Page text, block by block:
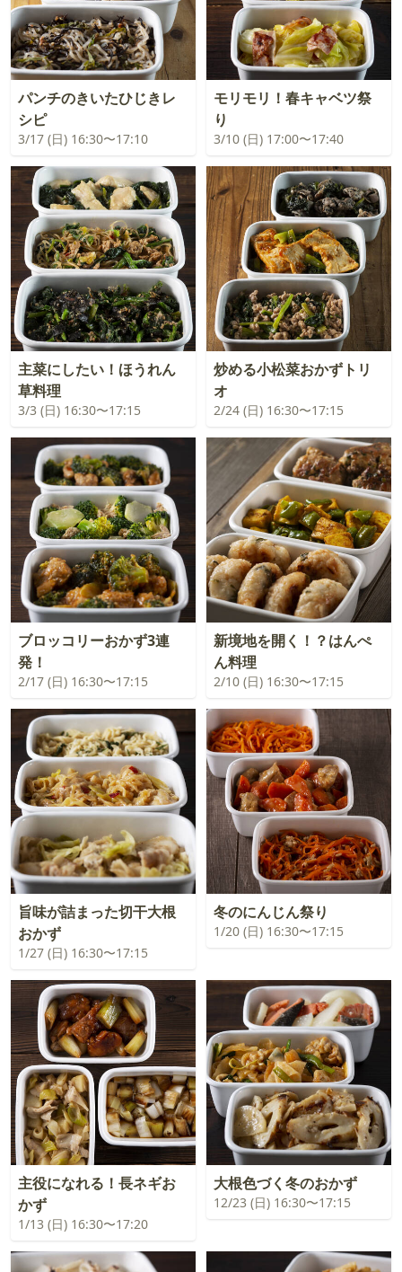
パンチのきいたひじきレ
シピ
3/17 (日) 16:30〜17:10
モリモリ！春キャベツ祭
り
3/10 (日) 17:00〜17:40
主菜にしたい！ほうれん
草料理
3/3 (日) 16:30〜17:15
炒める小松菜おかずトリ
オ
2/24 (日) 16:30〜17:15
ブロッコリーおかず3連
発！
2/17 (日) 16:30〜17:15
新境地を開く！？はんぺ
ん料理
2/10 (日) 16:30〜17:15
旨味が詰まった切干大根
おかず
1/27 (日) 16:30〜17:15
冬のにんじん祭り
1/20 (日) 16:30〜17:15
主役になれる！長ネギお
かず
1/13 (日) 16:30〜17:20
大根色づく冬のおかず
12/23 (日) 16:30〜17:15